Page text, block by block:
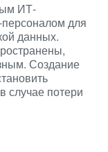
ИТ-
для
данных.
Создание
случае потери